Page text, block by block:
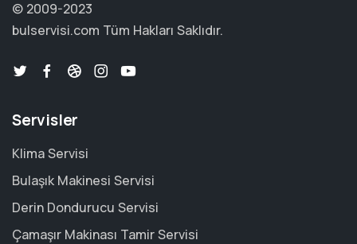
© 2009-2023
bulservisi.com Tüm Hakları Saklıdır.
Servisler
Klima Servisi
Bulaşık Makinesi Servisi
Derin Dondurucu Servisi
Çamaşır Makinası Tamir Servisi